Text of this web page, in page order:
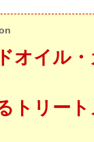
オイル
トリー